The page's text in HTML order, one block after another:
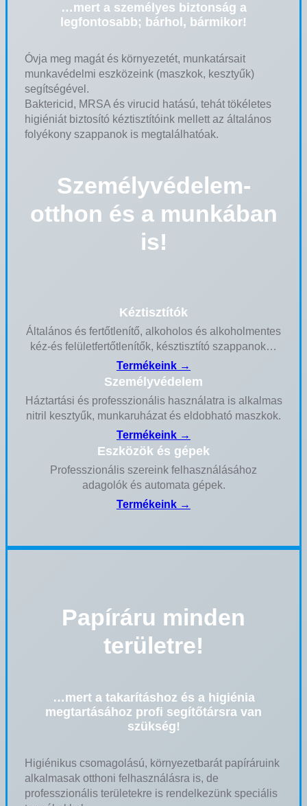
…mert a személyes biztonság a
legfontosabb; bárhol, bármikor!
Óvja meg magát és környezetét, munkatársait
munkavédelmi eszközeink (maszkok, kesztyűk)
segítségével.
Baktericid, MRSA és virucid hatású, tehát tökéletes
higiéniát biztosító kéztisztítóink mellett az általános
folyékony szappanok is megtalálhatóak.
Személyvédelem-
otthon és a munkában
is!
Kéztisztítók
Általános és fertőtlenítő, alkoholos és alkoholmentes
kéz-és felületfertőtlenítők, késztisztító szappanok…
Termékeink →
Személyvédelem
Háztartási és professzionális használatra is alkalmas
nitril kesztyűk, munkaruházat és eldobható maszkok.
Termékeink →
Eszközök és gépek
Professzionális szereink felhasználásához
adagolók és automata gépek.
Termékeink →
Papíráru minden
területre!
…mert a takarításhoz és a higiénia
megtartásához profi segítőtársra van
szükség!
Higiénikus csomagolású, környezetbarát papíráruink
alkalmasak otthoni felhasználásra is, de
professzionális területekre is rendelkezünk speciális